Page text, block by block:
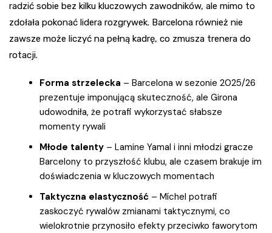
radzić sobie bez kilku kluczowych zawodników, ale mimo to
zdołała pokonać lidera rozgrywek. Barcelona również nie
zawsze może liczyć na pełną kadrę, co zmusza trenera do
rotacji.
Forma strzelecka – Barcelona w sezonie 2025/26
prezentuje imponującą skuteczność, ale Girona
udowodniła, że potrafi wykorzystać słabsze
momenty rywali
Młode talenty – Lamine Yamal i inni młodzi gracze
Barcelony to przyszłość klubu, ale czasem brakuje im
doświadczenia w kluczowych momentach
Taktyczna elastyczność – Míchel potrafi
zaskoczyć rywalów zmianami taktycznymi, co
wielokrotnie przynosiło efekty przeciwko faworytom